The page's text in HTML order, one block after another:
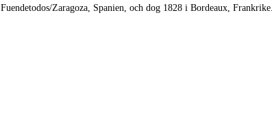
Fuendetodos/Zaragoza, Spanien, och dog 1828 i Bordeaux, Frankrike.